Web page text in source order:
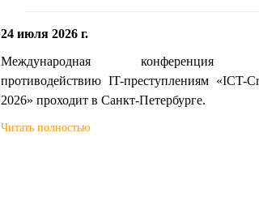
24 июля 2026 г.
Международная конференция
противодействию IT-преступлениям «ICT-
2026» проходит в Санкт-Петербурге.
Читать полностью